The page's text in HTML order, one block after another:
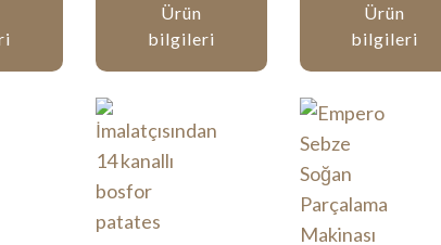
Ürün
bilgileri
Ürün
bilgileri